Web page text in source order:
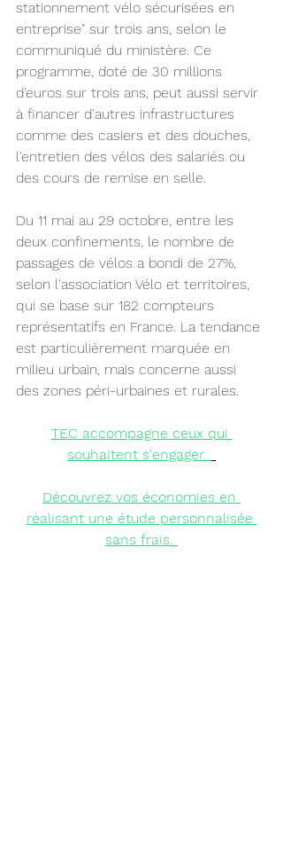
stationnement vélo sécurisées en
entreprise" sur trois ans, selon le
communiqué du ministère. Ce
programme, doté de 30 millions
d'euros sur trois ans, peut aussi servir
à financer d'autres infrastructures
comme des casiers et des douches,
l'entretien des vélos des salariés ou
des cours de remise en selle.
Du 11 mai au 29 octobre, entre les
deux confinements, le nombre de
passages de vélos a bondi de 27%,
selon l'association Vélo et territoires,
qui se base sur 182 compteurs
représentatifs en France. La tendance
est particulièrement marquée en
milieu urbain, mais concerne aussi
des zones péri-urbaines et rurales.
TEC accompagne ceux qui
souhaitent s'engager.
Découvrez vos économies en
réalisant une étude personnalisée
sans frais.